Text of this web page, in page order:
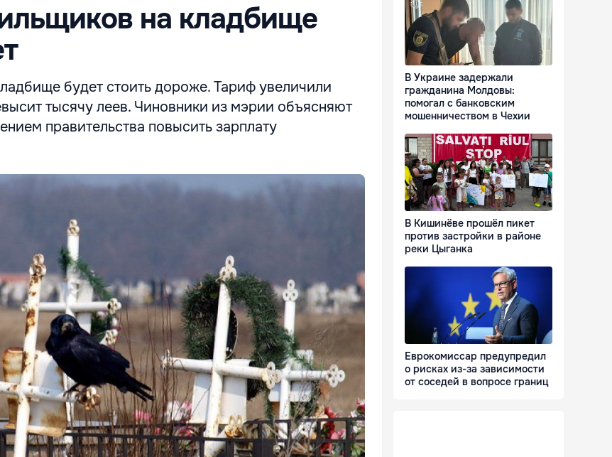
на кладбище
будет стоить дороже. Тариф увеличили
тысячу леев. Чиновники из мэрии объясняют
правительства повысить зарплату
В Украине задержали
гражданина Молдовы:
помогал с банковским
мошенничеством в Чехии
В Кишинёве прошёл пикет
против застройки в районе
реки Цыганка
Еврокомиссар предупредил
о рисках из-за зависимости
от соседей в вопросе границ